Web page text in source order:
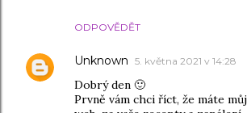
ODPOVĚDĚT
Unknown 5. května 2021 v 14:28
Dobrý den 🙂
Prvně vám chci říct, že máte